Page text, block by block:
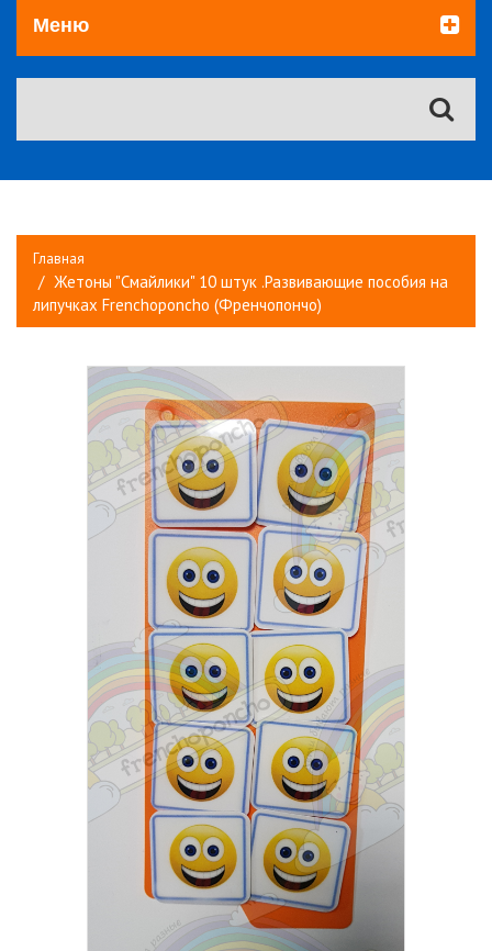
Меню
Главная
Жетоны "Смайлики" 10 штук .Развивающие пособия на
липучках Frenchoponcho (Френчопончо)